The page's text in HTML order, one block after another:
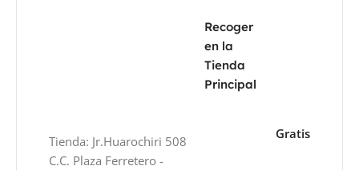
Recoger
en la
Tienda
Principal
Tienda: Jr.Huarochiri 508
C.C. Plaza Ferretero -
Gratis